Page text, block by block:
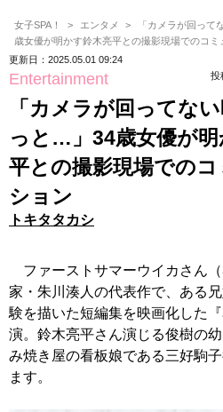
女子SPA！ エンタメ
「カメラが回っ
歳女優が明かす鈴木亮平との撮影現場でのコミ
更新日：2025.05.01 09:24
Entertainment 投
「カメラが回ってな
っと…」34歳女優が明
平との撮影現場での
ション
トキタタカシ
ファーストサマーウイカさん
家・朱川湊人の代表作で、ある
験を描いた短編集を映画化した
演。鈴木亮平さん演じる俊樹の
み焼き屋の看板娘である三好駒
ます。